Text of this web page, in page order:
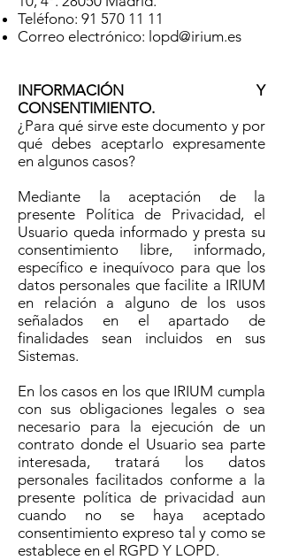
Teléfono: 91 570 11 11
Correo electrónico: lopd@irium.es
INFORMACIÓN Y
CONSENTIMIENTO.
¿Para qué sirve este documento y por
qué debes aceptarlo expresamente
en algunos casos?
Mediante la aceptación de la
presente Política de Privacidad, el
Usuario queda informado y presta su
consentimiento libre, informado,
específico e inequívoco para que los
datos personales que facilite a IRIUM
en relación a alguno de los usos
señalados en el apartado de
finalidades sean incluidos en sus
Sistemas.
En los casos en los que IRIUM cumpla
con sus obligaciones legales o sea
necesario para la ejecución de un
contrato donde el Usuario sea parte
interesada, tratará los datos
personales facilitados conforme a la
presente política de privacidad aun
cuando no se haya aceptado
consentimiento expreso tal y como se
establece en el RGPD Y LOPD.